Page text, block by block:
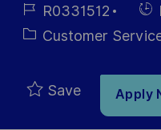
Job R0331512
Type
Category
Customer
Save Apply